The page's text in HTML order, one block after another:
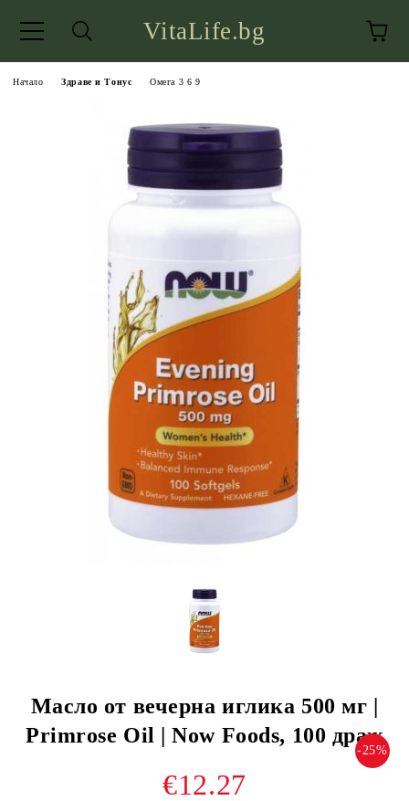
VitaLife.bg
Начало Здраве и Тонус Омега 3 6 9
Масло от вечерна иглика 500 мг |
Primrose Oil | Now Foods, 100 драж
-25%
€12.27